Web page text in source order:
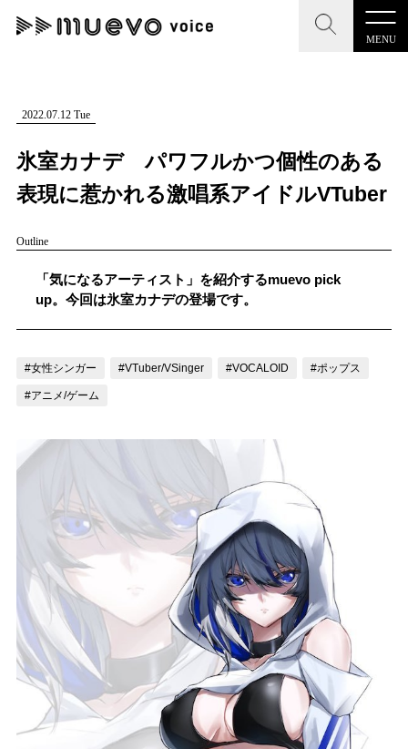
MENU
CLOSE
記事を検索する
人気ワード
#男性SSW #ポップス #女性SSW
CLOSE
"読者の声を形にする”音楽特化メディア
MENU
記事一覧
お問い合わせ
muevoクラウドファンディング
muevoコミュニティ
ぶいクラ！by muevo
ぶいコミュ！by muevo
ぶいマガ！ by muevo
2022.07.12 Tue
氷室カナデ パワフルかつ個性のある
表現に惹かれる激唱系アイドルVTuber
Outline
「気になるアーティスト」を紹介するmuevo pick
up。今回は氷室カナデの登場です。
#女性シンガー #VTuber/VSinger #VOCALOID #ポップス
#アニメ/ゲーム